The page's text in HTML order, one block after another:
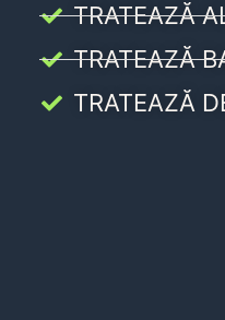
TRATEAZĂ
TRATEAZĂ
TRATEAZĂ